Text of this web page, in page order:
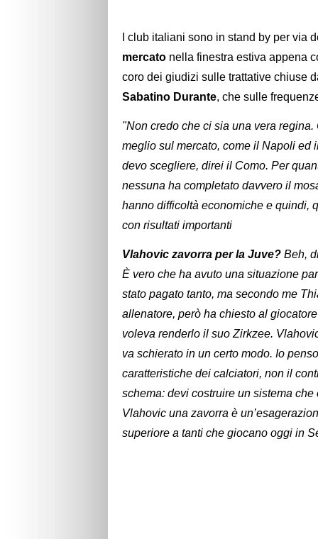
I club italiani sono in stand by per via
mercato nella finestra estiva appena
coro dei giudizi sulle trattative chiuse
Sabatino Durante, che sulle
"Non credo che ci sia una vera
meglio sul mercato, come il Napoli ed
devo scegliere, direi il Como. Per
nessuna ha completato davvero il
hanno difficoltà economiche e quindi,
con risultati importanti
Vlahovic zavorra per la Juve? Beh,
È vero che ha avuto una situazione
stato pagato tanto, ma secondo me
allenatore, però ha chiesto al
voleva renderlo il suo Zirkzee.
va schierato in un certo modo. Io
caratteristiche dei calciatori, non il
schema: devi costruire un sistema
Vlahovic una zavorra è
superiore a tanti che giocano oggi in